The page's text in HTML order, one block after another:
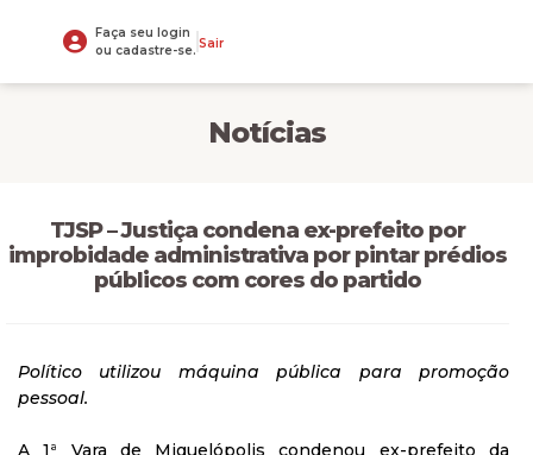
Faça seu login
ou cadastre-se. Sair
Notícias
TJSP – Justiça condena ex-prefeito por
improbidade administrativa por pintar prédios
públicos com cores do partido
Político utilizou máquina pública para promoção
pessoal.
A 1ª Vara de Miguelópolis condenou ex-prefeito da